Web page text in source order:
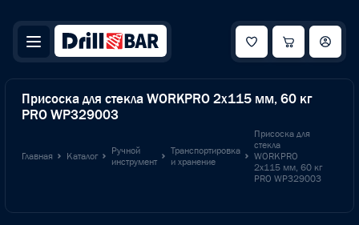
Присоска для стекла WORKPRO 2x115 мм, 60 кг
PRO WP329003
Главная Каталог
Ручной
инструмент
Транспортировка
и хранение
Присоска для
стекла
WORKPRO
2x115 мм, 60 кг
PRO WP329003